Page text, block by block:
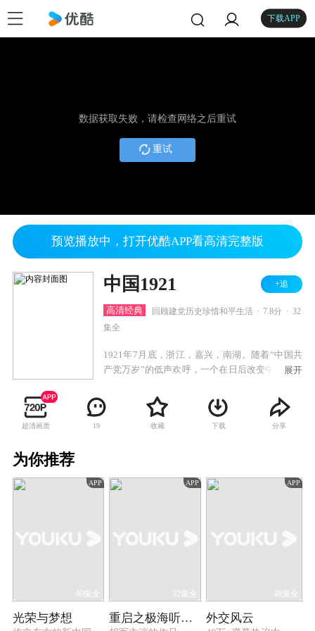
下载APP
数据获取失败，请检查网络之后重试
重试
预览播放中，打开优酷APP看高清完整版
中国1921 +追
高清经典 回顾建党历史珍惜和平生活 7.8分
32
集全
1921年7月底，浙江，嘉兴，南湖。随着“中国共
产党万岁”的低声欢呼，一个在日后改变中国、改
中国共产党成立的过程。这个过程，当然包含
了“一大”的整个过程和细节，但是我们要讲的，
不仅仅是“一大”，不仅仅是上海望志路106号或者
土地上，掀起了壮阔的波澜，外有列强环伺，内
国，怎样选择了共产主义。从段祺瑞的“安福俱乐
党”，最后，到共产党的诞生——中国的政党，逐
展开
超清画质 19 收藏 下载 分享
为你推荐
APP
40集全
光荣与梦想
APP
32集全
重启之极海听雷 第一季
APP
48集全
外交风云